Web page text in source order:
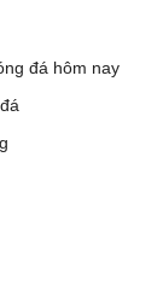
đá hôm nay